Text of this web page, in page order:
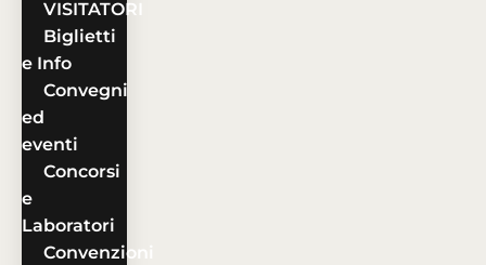
VISITATORI
Biglietti
e Info
Convegni
ed
eventi
Concorsi
e
Laboratori
Convenzioni